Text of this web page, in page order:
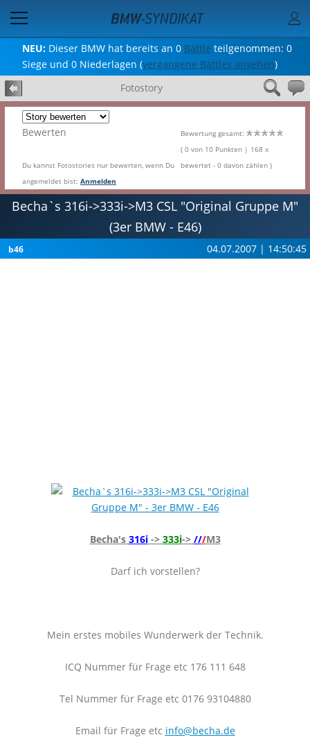
NEU: Dieser BMW hat bereits an 0 Battle teilgenommen: 0
Siege und 0 Niederlagen (vergangene Battles ansehen)
Fotostory
Bewerten
Du kannst Fotostories nur bewerten, wenn Du
angemeldet bist: Anmelden
Bewertung gesamt:
( 0 von 10 Punkten | 168 x
bewertet - 0 davon zählen )
Becha`s 316i->333i->M3 CSL "Original Gruppe M"
(3er BMW - E46)
b46 04.07.2007 | 14:50:45
Becha's 316i-> 333i-> ///M3
Darf ich vorstellen?
Mein erstes mobiles Wunderwerk der Technik.
ICQ Nummer für Frage etc 176 111 648
Tel Nummer für Frage etc 0176 93104880
Email für Frage etc info@becha.de